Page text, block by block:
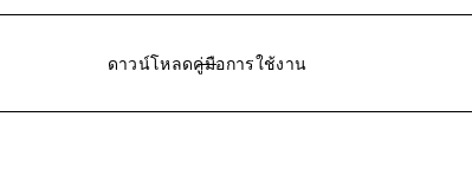
ดาวน์โหลดคู่มือการใช้งาน